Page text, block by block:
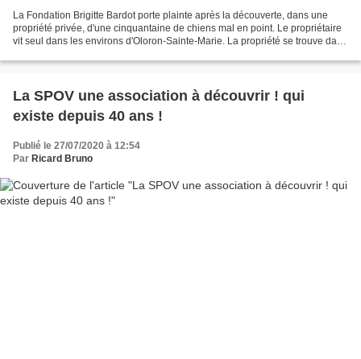
La Fondation Brigitte Bardot porte plainte après la découverte, dans une
propriété privée, d'une cinquantaine de chiens mal en point. Le propriétaire
vit seul dans les environs d'Oloron-Sainte-Marie. La propriété se trouve dans
La SPOV une association à découvrir ! qui
existe depuis 40 ans !
Publié le 27/07/2020 à 12:54
Par Ricard Bruno